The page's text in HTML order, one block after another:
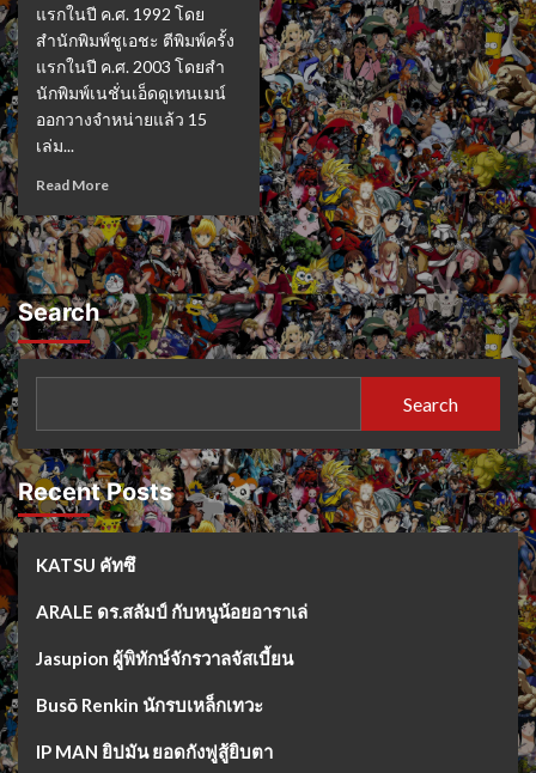
แรกในปี ค.ศ. 1992 โดย
สำนักพิมพ์ชูเอชะ ตีพิมพ์ครั้ง
แรกในปี ค.ศ. 2003 โดยสำ
นักพิมพ์เนชั่นเอ็ดดูเทนเมน์
ออกวางจำหน่ายแล้ว 15
เล่ม...
Read More
Search
Search
Recent Posts
KATSU คัทซึ
ARALE ดร.สลัมป์ กับหนูน้อยอาราเล่
Jasupion ผู้พิทักษ์จักรวาลจัสเบี้ยน
Busō Renkin นักรบเหล็กเทวะ
IP MAN ยิปมัน ยอดกังฟูสู้ยิบตา